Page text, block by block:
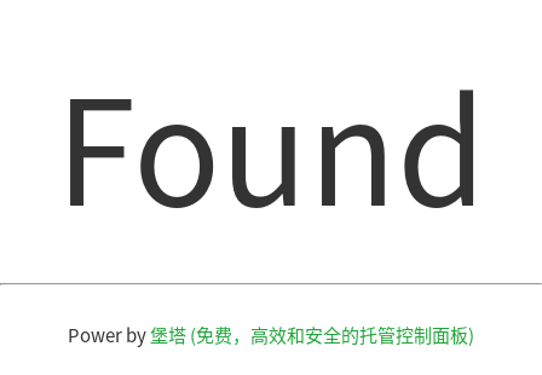
Found
Power by堡塔 (免费，高效和安全的托管控制面板)